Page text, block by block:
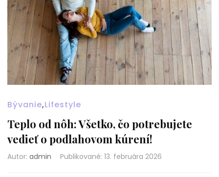
Bývanie,Lifestyle
Teplo od nôh: Všetko, čo potrebujete
vedieť o podlahovom kúrení!
Autor: admin Publikované: 13. februára 2026